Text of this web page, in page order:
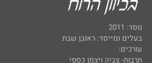
נוסד: 2011
בעלים ומייסד: ראובן שבת
עורכים:
תרבות- צביה ויצמן כספי